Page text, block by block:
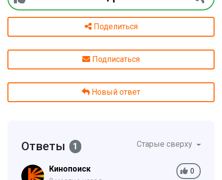
Поделиться
Подписаться
Новый ответ
Ответы 1 Старые сверху
0
Кинопоиск